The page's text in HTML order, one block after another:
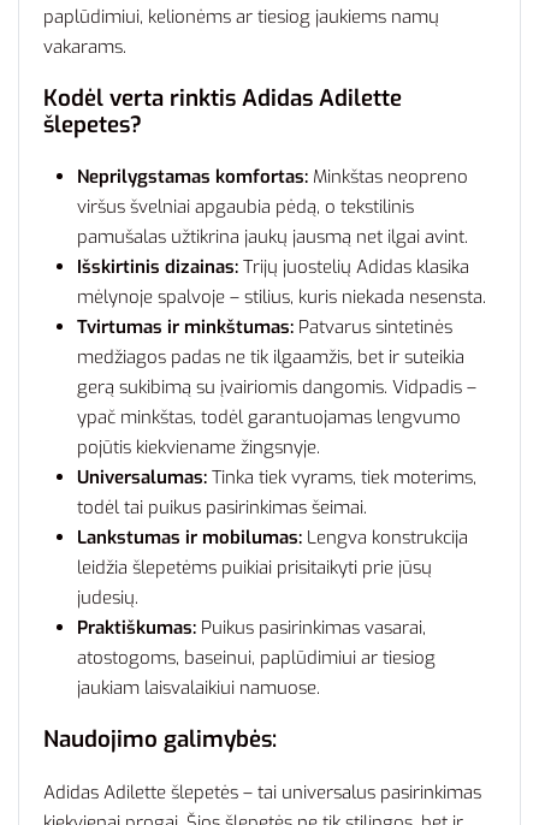
paplūdimiui, kelionėms ar tiesiog jaukiems namų
vakarams.
Kodėl verta rinktis Adidas Adilette
šlepetes?
Neprilygstamas komfortas: Minkštas neopreno
viršus švelniai apgaubia pėdą, o tekstilinis
pamušalas užtikrina jaukų jausmą net ilgai avint.
Išskirtinis dizainas: Trijų juostelių Adidas klasika
mėlynoje spalvoje – stilius, kuris niekada nesensta.
Tvirtumas ir minkštumas: Patvarus sintetinės
medžiagos padas ne tik ilgaamžis, bet ir suteikia
gerą sukibimą su įvairiomis dangomis. Vidpadis –
ypač minkštas, todėl garantuojamas lengvumo
pojūtis kiekviename žingsnyje.
Universalumas: Tinka tiek vyrams, tiek moterims,
todėl tai puikus pasirinkimas šeimai.
Lankstumas ir mobilumas: Lengva konstrukcija
leidžia šlepetėms puikiai prisitaikyti prie jūsų
judesių.
Praktiškumas: Puikus pasirinkimas vasarai,
atostogoms, baseinui, paplūdimiui ar tiesiog
jaukiam laisvalaikiui namuose.
Naudojimo galimybės:
Adidas Adilette šlepetės – tai universalus pasirinkimas